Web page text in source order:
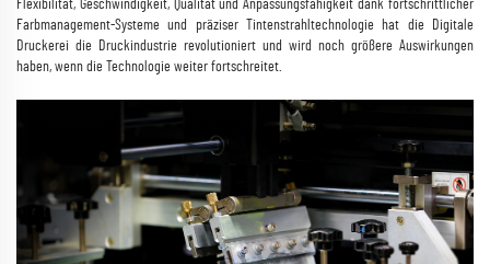
Flexibilität, Geschwindigkeit, Qualität und Anpassungsfähigkeit dank fortschrittlicher
Farbmanagement-Systeme und präziser Tintenstrahltechnologie hat die Digitale
Druckerei die Druckindustrie revolutioniert und wird noch größere Auswirkungen
haben, wenn die Technologie weiter fortschreitet.